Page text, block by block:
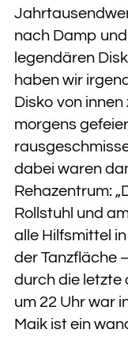
nach Damp
legendären
haben wir
Disko von
morgens
dabei waren
Rehazentrum:
Rollstuhl und
alle Hilfsmittel
der Tanzfläche
durch die letzte
um 22 Uhr war
Maik ist ein